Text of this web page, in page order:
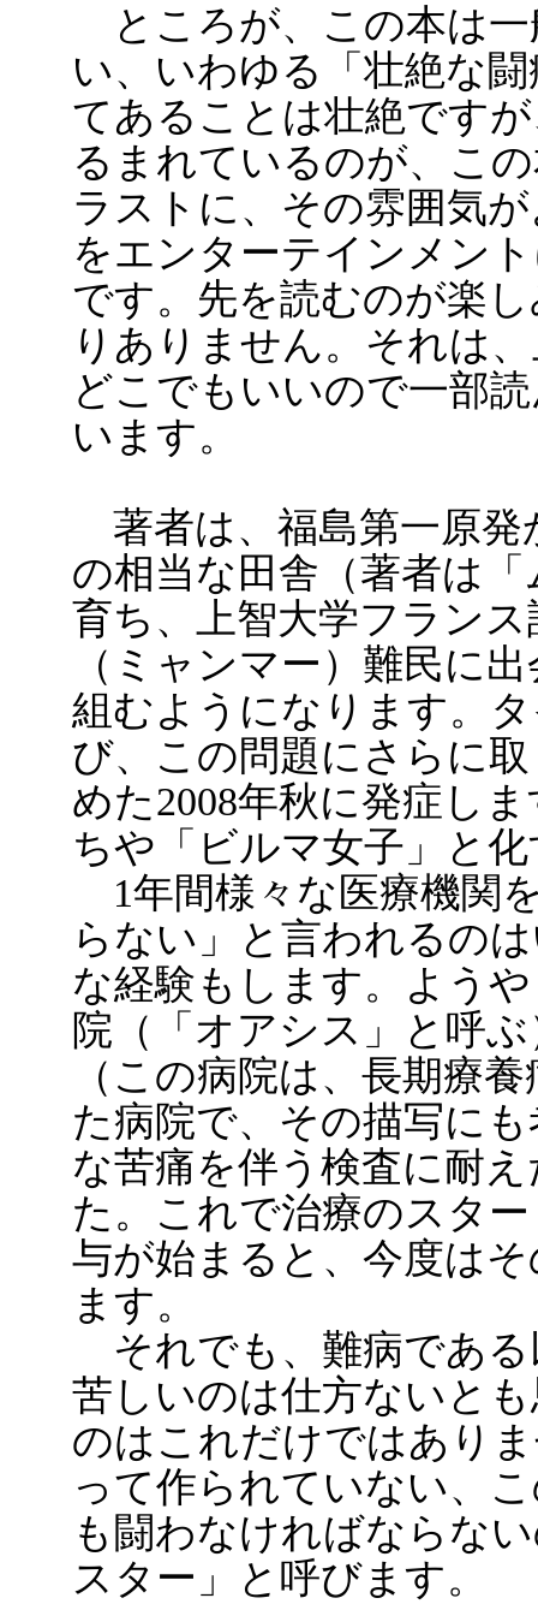
ところが、この本は一
い、いわゆる「壮絶な
てあることは壮絶です
るまれているのが、こ
ラストに、その雰囲気
をエンターテインメン
です。先を読むのが楽
りありません。それは
どこでもいいので一部
います。
著者は、福島第一原発
の相当な田舎（著者は
育ち、上智大学フラン
（ミャンマー）難民に
組むようになります。
び、この問題にさらに
めた2008年秋に発症し
ちや「ビルマ女子」と
1年間様々な医療機関
らない」と言われるの
な経験もします。よう
院（「オアシス」と呼
（この病院は、長期療
た病院で、その描写に
な苦痛を伴う検査に耐
た。これで治療のスタ
与が始まると、今度は
ます。
それでも、難病である
苦しいのは仕方ないと
のはこれだけではあり
って作られていない、
も闘わなければならな
スター」と呼びます。